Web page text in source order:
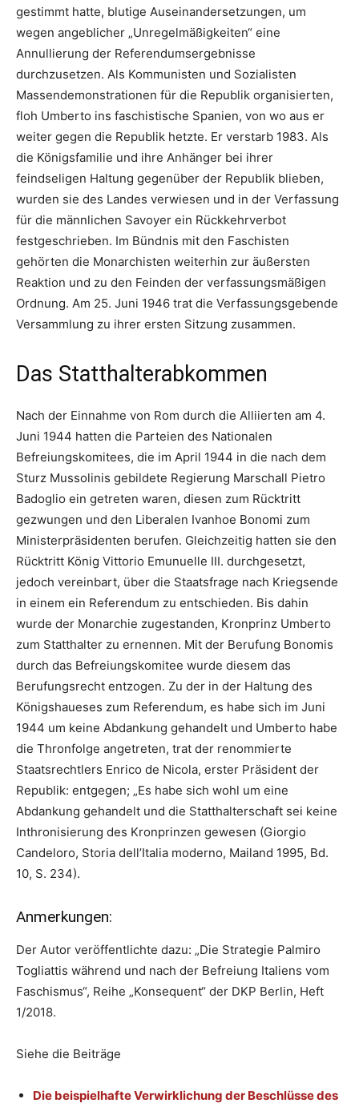
gestimmt hatte, blutige Auseinandersetzungen, um
wegen angeblicher „Unregelmäßigkeiten“ eine
Annullierung der Referendumsergebnisse
durchzusetzen. Als Kommunisten und Sozialisten
Massendemonstrationen für die Republik organisierten,
floh Umberto ins faschistische Spanien, von wo aus er
weiter gegen die Republik hetzte. Er verstarb 1983. Als
die Königsfamilie und ihre Anhänger bei ihrer
feindseligen Haltung gegenüber der Republik blieben,
wurden sie des Landes verwiesen und in der Verfassung
für die männlichen Savoyer ein Rückkehrverbot
festgeschrieben. Im Bündnis mit den Faschisten
gehörten die Monarchisten weiterhin zur äußersten
Reaktion und zu den Feinden der verfassungsmäßigen
Ordnung. Am 25. Juni 1946 trat die Verfassungsgebende
Versammlung zu ihrer ersten Sitzung zusammen.
Das Statthalterabkommen
Nach der Einnahme von Rom durch die Alliierten am 4.
Juni 1944 hatten die Parteien des Nationalen
Befreiungskomitees, die im April 1944 in die nach dem
Sturz Mussolinis gebildete Regierung Marschall Pietro
Badoglio ein getreten waren, diesen zum Rücktritt
gezwungen und den Liberalen Ivanhoe Bonomi zum
Ministerpräsidenten berufen. Gleichzeitig hatten sie den
Rücktritt König Vittorio Emunuelle III. durchgesetzt,
jedoch vereinbart, über die Staatsfrage nach Kriegsende
in einem ein Referendum zu entschieden. Bis dahin
wurde der Monarchie zugestanden, Kronprinz Umberto
zum Statthalter zu ernennen. Mit der Berufung Bonomis
durch das Befreiungskomitee wurde diesem das
Berufungsrecht entzogen. Zu der in der Haltung des
Königshaueses zum Referendum, es habe sich im Juni
1944 um keine Abdankung gehandelt und Umberto habe
die Thronfolge angetreten, trat der renommierte
Staatsrechtlers Enrico de Nicola, erster Präsident der
Republik: entgegen; „Es habe sich wohl um eine
Abdankung gehandelt und die Statthalterschaft sei keine
Inthronisierung des Kronprinzen gewesen (Giorgio
Candeloro, Storia dell’Italia moderno, Mailand 1995, Bd.
10, S. 234).
Anmerkungen:
Der Autor veröffentlichte dazu: „Die Strategie Palmiro
Togliattis während und nach der Befreiung Italiens vom
Faschismus“, Reihe „Konsequent“ der DKP Berlin, Heft
1/2018.
Siehe die Beiträge
Die beispielhafte Verwirklichung der Beschlüsse des